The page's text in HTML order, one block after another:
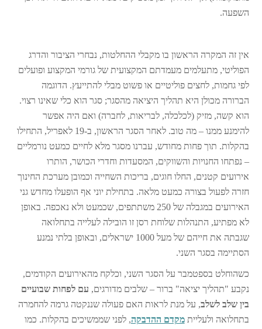
השפעה.
אין זה המקרה הראשון בו מקבלי ההחלטות, נבחרי הציבור והדרג
הפוליטי, מתעלמים מעמדתם המקצועית של גורמי המקצוע ופועלים
לפי גחמות, לחצים פוליטיים או פשוט מבלי להתייעץ. הדוגמה
הברורה מכולן היא תהליך היציאה מהסגר; סגר הוא כלי שאינו רצוי.
הוא קשה, מזיק (לכלכלה, לבריאות, לחברה) ואם היה אפשר
להימנע ממנו – מה טוב. לאחר הסגר הראשון, ב-19 לאפריל, התחילו
בהקלות. תוך פחות מחודש, עברנו מסגר מלא לחיים כמעט נורמליים
– נפתחו החנויות והשווקים, המסעדות וחדרי הכושר, הותרו
אירועים קטנים, החלו חוגים, בריכות השחייה וכמובן מערכת החינוך
חזרה לפעול בצורה כמעט מלאה. בתחילת יוני אף הופעלו מחדש גני
האירועים במגבלה של 250 משתתפים, שכמעט ולא נאכפה. באופן
לא מפתיע, התנהלות שלוחת רסן זו הובילה לעלייה בתחלואה
שגבתה את חייהם של מעל 1000 ישראלים, ובאופן בלתי נמנע
הסתיימה בסגר השני.
כשהוחלט בספטמבר על הסגר השני, וכלקח מהאירועים הקודמים,
נקבע "תהליך יציאה" ברור – שלבים מדורגים, עם לפחות שבועיים
בין שלב לשלב, על מנת לראות האם פעולה שננקטה גרמה להחמרה
בתחלואה ולעלייתמקדם ההדבקה, לפני שממשיכים בהקלות. כמו